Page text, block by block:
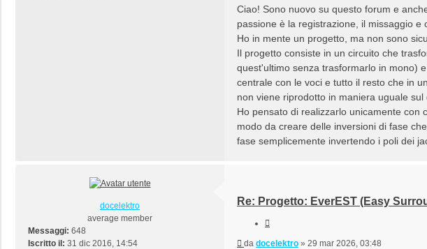
Ciao! Sono nuovo su questo forum e
passione è la registrazione, il missaggio e
Ho in mente un progetto, ma non sono
Il progetto consiste in un circuito che
quest'ultimo senza trasformarlo in mono)
centrale con le voci e tutto il resto che in
non viene riprodotto in maniera uguale sul
Ho pensato di realizzarlo unicamente con
modo da creare delle inversioni di fase
fase semplicemente invertendo i poli dei
docelektro
average member
Messaggi: 648
Iscritto il: 31 dic 2016, 14:54
Re: Progetto: EverEST (Easy
Messaggio
da docelektro » 29 mar 2026, 03:48